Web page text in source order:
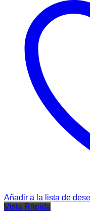
Añadir a la lista de
Vista Rápida